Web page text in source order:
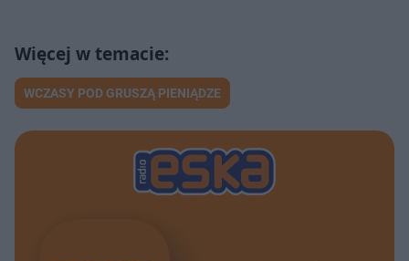
WCZASY POD GRUSZĄ PIENIĄDZE